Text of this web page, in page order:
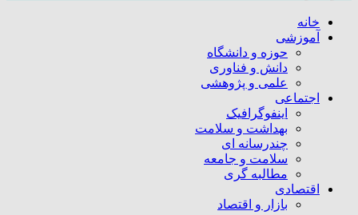
خانه
آموزشی
حوزه و دانشگاه
دانش و فناوری
علمی و پژوهشی
اجتماعی
اینفوگرافیک
بهداشت و سلامت
چندرسانه ای
سلامت و جامعه
مطالبه گری
اقتصادی
بازار و اقتصاد